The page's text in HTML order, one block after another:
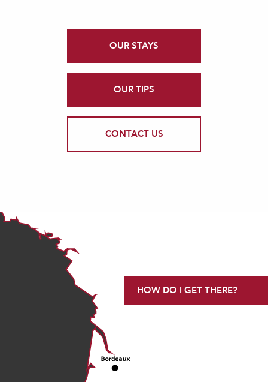
OUR STAYS
OUR TIPS
CONTACT US
HOW DO I GET THERE?